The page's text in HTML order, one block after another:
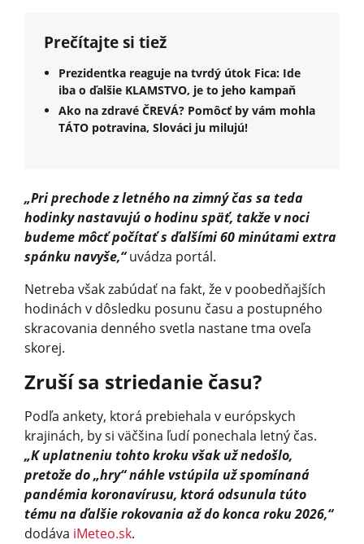
Prečítajte si tiež
Prezidentka reaguje na tvrdý útok Fica: Ide
iba o ďalšie KLAMSTVO, je to jeho kampaň
Ako na zdravé ČREVÁ? Pomôcť by vám mohla
TÁTO potravina, Slováci ju milujú!
„Pri prechode z letného na zimný čas sa teda
hodinky nastavujú o hodinu späť, takže v noci
budeme môcť počítať s ďalšími 60 minútami extra
spánku navyše,“uvádza portál.
Netreba však zabúdať na fakt, že v poobedňajších
hodinách v dôsledku posunu času a postupného
skracovania denného svetla nastane tma oveľa
skorej.
Zruší sa striedanie času?
Podľa ankety, ktorá prebiehala v európskych
krajinách, by si väčšina ľudí ponechala letný čas.
„K uplatneniu tohto kroku však už nedošlo,
pretože do „hry“ náhle vstúpila už spomínaná
pandémia koronavírusu, ktorá odsunula túto
tému na ďalšie rokovania až do konca roku 2026,“
dodáva iMeteo.sk.